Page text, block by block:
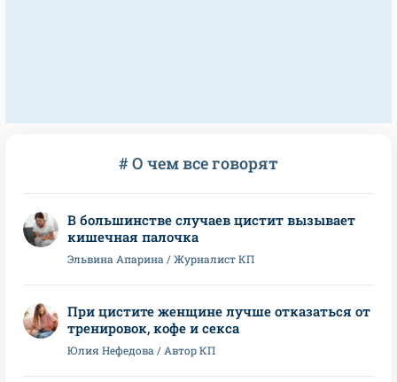
# О чем все говорят
В большинстве случаев цистит вызывает
кишечная палочка
Эльвина Апарина / Журналист КП
При цистите женщине лучше отказаться от
тренировок, кофе и секса
Юлия Нефедова / Автор КП